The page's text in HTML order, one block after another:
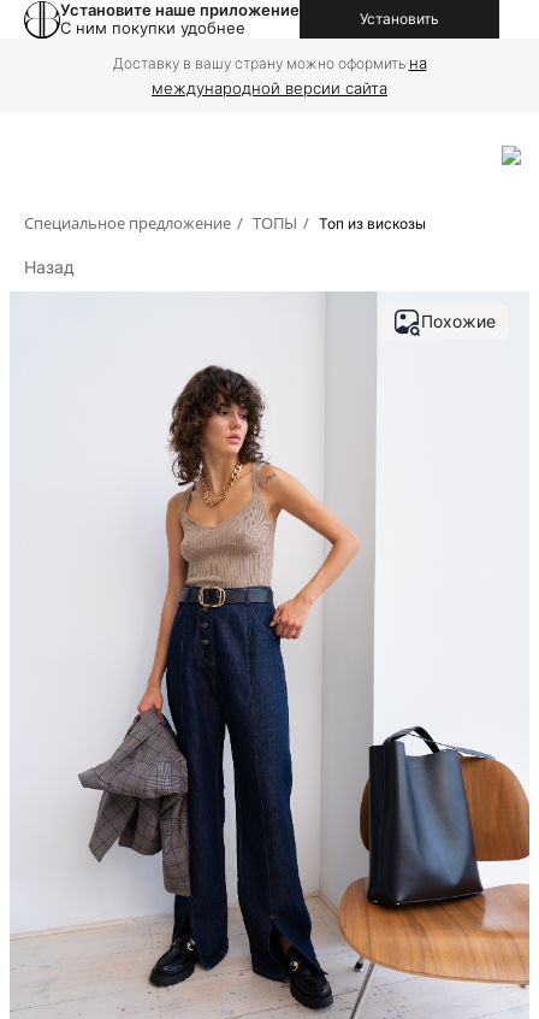
Установите наше приложение
С ним покупки удобнее
Установить
Доставку в вашу страну можно оформить на
международной версии сайта
Специальное предложение / ТОПЫ / Топ из вискозы
Назад
Похожие